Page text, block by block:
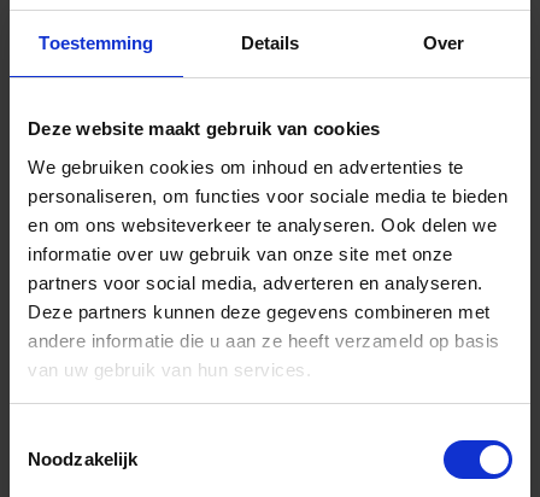
Toestemming Details Over
Deze website maakt gebruik van cookies
We gebruiken cookies om inhoud en advertenties te
personaliseren, om functies voor sociale media te bieden
en om ons websiteverkeer te analyseren. Ook delen we
informatie over uw gebruik van onze site met onze
partners voor social media, adverteren en analyseren.
Deze partners kunnen deze gegevens combineren met
andere informatie die u aan ze heeft verzameld op basis
van uw gebruik van hun services.
Noodzakelijk